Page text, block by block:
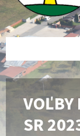
VOĽBY
SR